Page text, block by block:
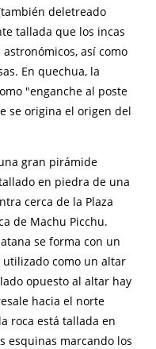
deletreado
tallada que los incas
así como
En quechua, la
"enganche al poste
se origina el origen del
gran pirámide
en piedra de una
cerca de la Plaza
de Machu Picchu.
se forma con un
utilizado como un altar
opuesto al altar hay
hacia el norte
roca está tallada en
esquinas marcando los